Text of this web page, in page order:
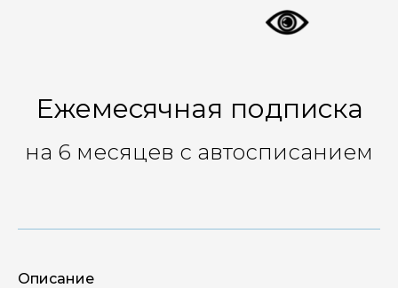
Ежемесячная подписка
на 6 месяцев с автосписанием
Описание